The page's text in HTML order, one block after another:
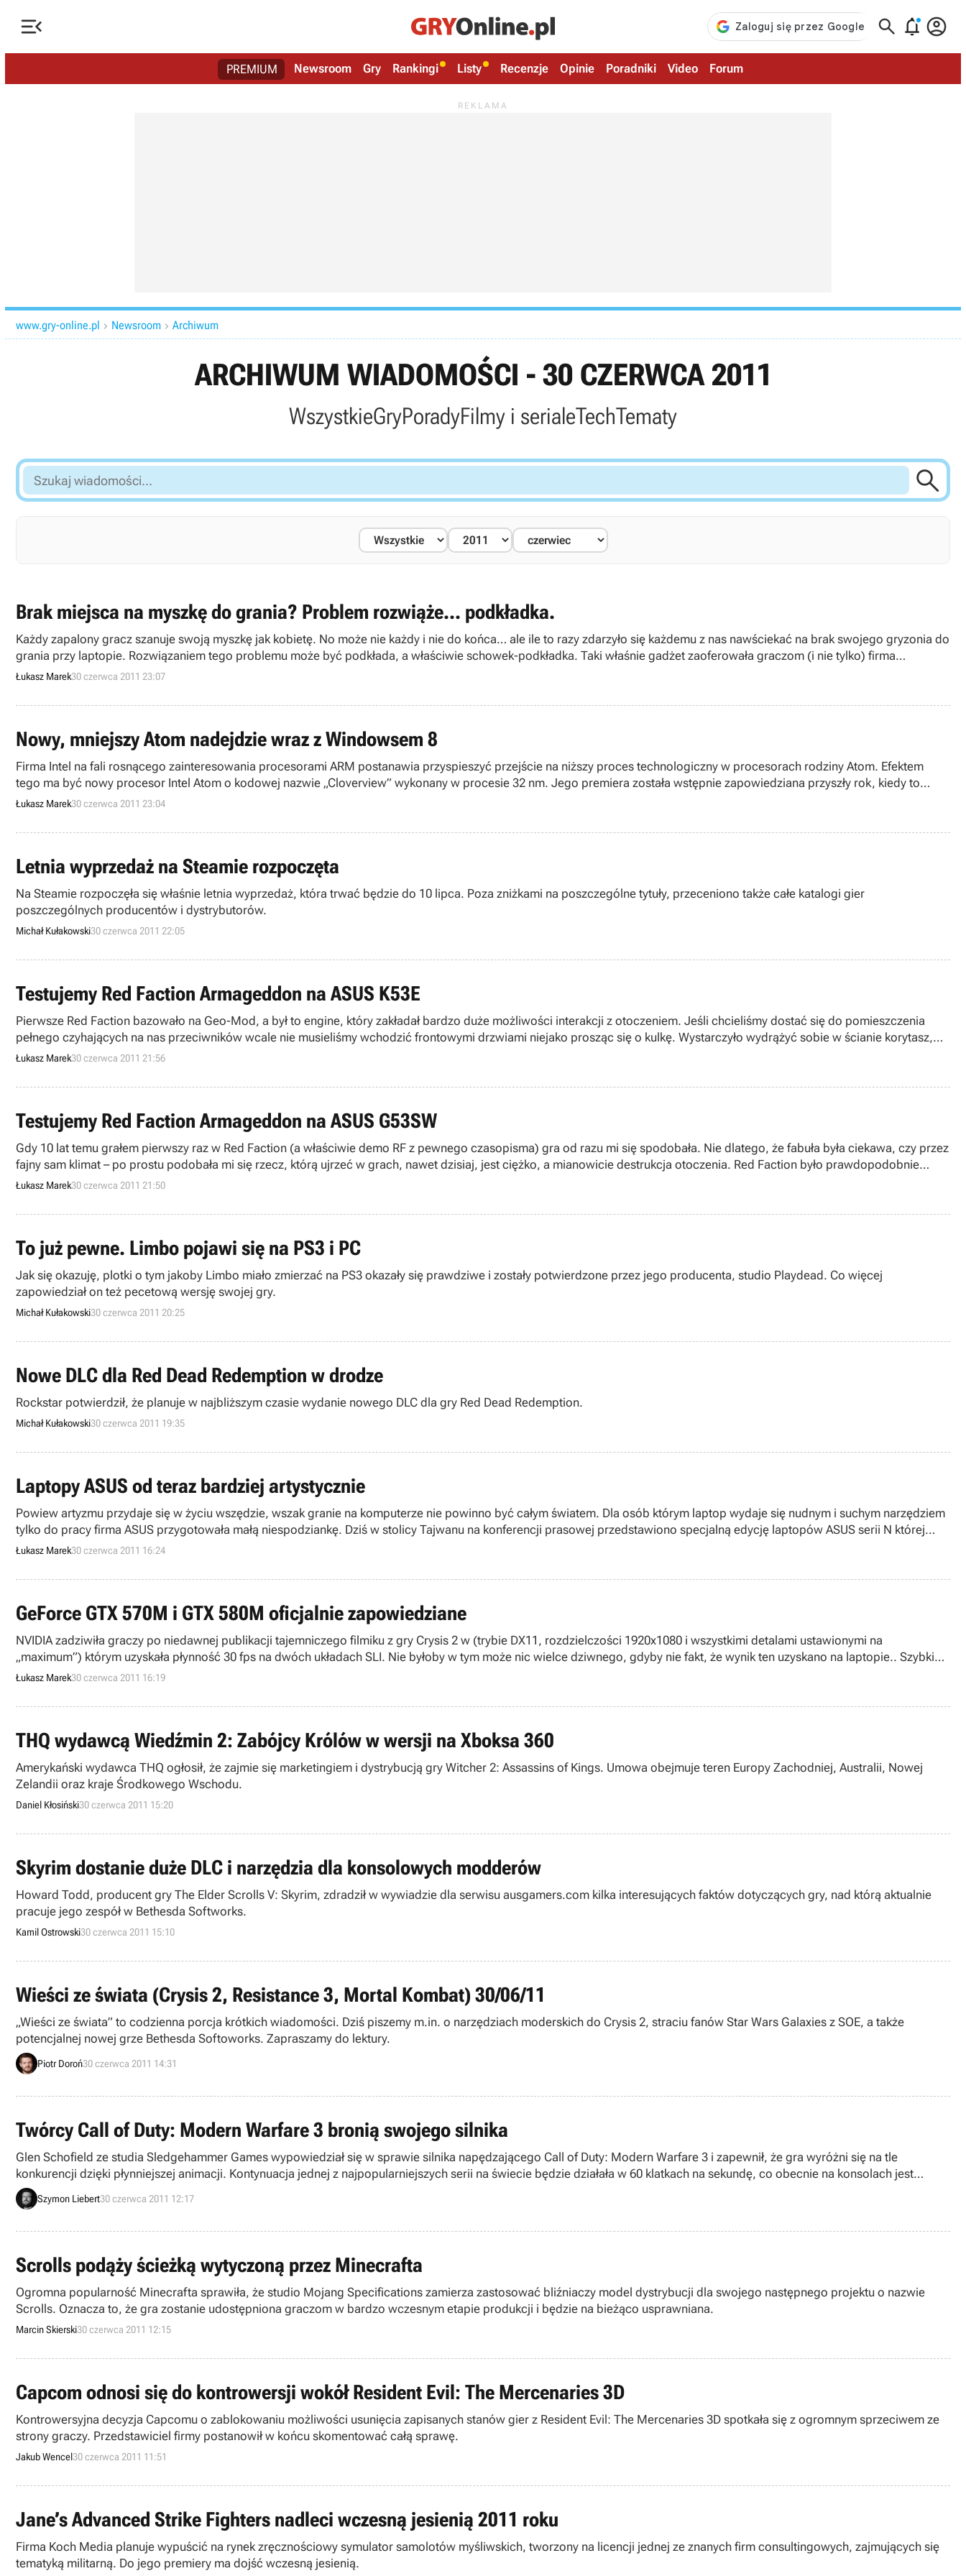
   
PREMIUM Newsroom Gry Rankingi Listy Recenzje Opinie Poradniki Video Forum
www.gry-online.pl  Newsroom  Archiwum
ARCHIWUM WIADOMOŚCI - 30 CZERWCA 2011
WszystkieGryPoradyFilmy i serialeTechTematy
Szukaj
wiadomości...

Brak miejsca na myszkę do grania? Problem rozwiąże... podkładka.
Każdy zapalony gracz szanuje swoją myszkę jak kobietę. No może nie każdy i nie do końca… ale ile to razy zdarzyło się każdemu z nas nawściekać na brak swojego gryzonia do
grania przy laptopie. Rozwiązaniem tego problemu może być podkłada, a właściwie schowek-podkładka. Taki właśnie gadżet zaoferowała graczom (i nie tylko) firma
Smartfish.
Łukasz Marek30 czerwca 2011 23:07
Nowy, mniejszy Atom nadejdzie wraz z Windowsem 8
Firma Intel na fali rosnącego zainteresowania procesorami ARM postanawia przyspieszyć przejście na niższy proces technologiczny w procesorach rodziny Atom. Efektem
tego ma być nowy procesor Intel Atom o kodowej nazwie „Cloverview” wykonany w procesie 32 nm. Jego premiera została wstępnie zapowiedziana przyszły rok, kiedy to
zadebiutować ma również Windows 8.
Łukasz Marek30 czerwca 2011 23:04
Letnia wyprzedaż na Steamie rozpoczęta
Na Steamie rozpoczęła się właśnie letnia wyprzedaż, która trwać będzie do 10 lipca. Poza zniżkami na poszczególne tytuły, przeceniono także całe katalogi gier
poszczególnych producentów i dystrybutorów.
Michał Kułakowski30 czerwca 2011 22:05
Testujemy Red Faction Armageddon na ASUS K53E
Pierwsze Red Faction bazowało na Geo-Mod, a był to engine, który zakładał bardzo duże możliwości interakcji z otoczeniem. Jeśli chcieliśmy dostać się do pomieszczenia
pełnego czyhających na nas przeciwników wcale nie musieliśmy wchodzić frontowymi drzwiami niejako prosząc się o kulkę. Wystarczyło wydrążyć sobie w ścianie korytasz,
dzięki któremu wchodziliśmy przeciwnikom na plecy! Koncepcja została podtrzymana w RF: Armageddon, ale... takiej dowolności jak tam niestety nie ma. Tu jedne obiekty
produkcja działa na ASUS K53E.
Łukasz Marek30 czerwca 2011 21:56
Testujemy Red Faction Armageddon na ASUS G53SW
Gdy 10 lat temu grałem pierwszy raz w Red Faction (a właściwie demo RF z pewnego czasopisma) gra od razu mi się spodobała. Nie dlatego, że fabuła była ciekawa, czy przez
fajny sam klimat – po prostu podobała mi się rzecz, którą ujrzeć w grach, nawet dzisiaj, jest ciężko, a mianowicie destrukcja otoczenia. Red Faction było prawdopodobnie
pierwszą grą wykorzystującą Geo-Mod, czyli engine pozwalający na praktycznie dowolną interakcję z otoczeniem. Gra była jak na tamte czasy dość wymagająca, a niedawno
Łukasz Marek30 czerwca 2011 21:50
To już pewne. Limbo pojawi się na PS3 i PC
Jak się okazuję, plotki o tym jakoby Limbo miało zmierzać na PS3 okazały się prawdziwe i zostały potwierdzone przez jego producenta, studio Playdead. Co więcej
zapowiedział on też pecetową wersję swojej gry.
Michał Kułakowski30 czerwca 2011 20:25
Nowe DLC dla Red Dead Redemption w drodze
Rockstar potwierdził, że planuje w najbliższym czasie wydanie nowego DLC dla gry Red Dead Redemption.
Michał Kułakowski30 czerwca 2011 19:35
Laptopy ASUS od teraz bardziej artystycznie
Powiew artyzmu przydaje się w życiu wszędzie, wszak granie na komputerze nie powinno być całym światem. Dla osób którym laptop wydaje się nudnym i suchym narzędziem
tylko do pracy firma ASUS przygotowała małą niespodziankę. Dziś w stolicy Tajwanu na konferencji prasowej przedstawiono specjalną edycję laptopów ASUS serii N której
Łukasz Marek30 czerwca 2011 16:24
GeForce GTX 570M i GTX 580M oficjalnie zapowiedziane
NVIDIA zadziwiła graczy po niedawnej publikacji tajemniczego filmiku z gry Crysis 2 w (trybie DX11, rozdzielczości 1920x1080 i wszystkimi detalami ustawionymi na
„maximum”) którym uzyskała płynność 30 fps na dwóch układach SLI. Nie byłoby w tym może nic wielce dziwnego, gdyby nie fakt, że wynik ten uzyskano na laptopie.. Szybkie
dziennikarskie śledztwo wyjaśniło, że żaden z obecnych układów mobilnych nie jest w stanie nawet w trybie SLI zaowocować tyloma klatkami, oczywiste stało się więc, że ów
Łukasz Marek30 czerwca 2011 16:19
THQ wydawcą Wiedźmin 2: Zabójcy Królów w wersji na Xboksa 360
Amerykański wydawca THQ ogłosił, że zajmie się marketingiem i dystrybucją gry Witcher 2: Assassins of Kings. Umowa obejmuje teren Europy Zachodniej, Australii, Nowej
Zelandii oraz kraje Środkowego Wschodu.
Daniel Kłosiński30 czerwca 2011 15:20
Skyrim dostanie duże DLC i narzędzia dla konsolowych modderów
Howard Todd, producent gry The Elder Scrolls V: Skyrim, zdradził w wywiadzie dla serwisu ausgamers.com kilka interesujących faktów dotyczących gry, nad którą aktualnie
pracuje jego zespół w Bethesda Softworks.
Kamil Ostrowski30 czerwca 2011 15:10
Wieści ze świata (Crysis 2, Resistance 3, Mortal Kombat) 30/06/11
„Wieści ze świata” to codzienna porcja krótkich wiadomości. Dziś piszemy m.in. o narzędziach moderskich do Crysis 2, straciu fanów Star Wars Galaxies z SOE, a także
potencjalnej nowej grze Bethesda Softoworks. Zapraszamy do lektury.
Piotr Doroń30 czerwca 2011 14:31
Twórcy Call of Duty: Modern Warfare 3 bronią swojego silnika
Glen Schofield ze studia Sledgehammer Games wypowiedział się w sprawie silnika napędzającego Call of Duty: Modern Warfare 3 i zapewnił, że gra wyróżni się na tle
konkurencji dzięki płynniejszej animacji. Kontynuacja jednej z najpopularniejszych serii na świecie będzie działała w 60 klatkach na sekundę, co obecnie na konsolach jest
rzadkością.
Szymon Liebert30 czerwca 2011 12:17
Scrolls podąży ścieżką wytyczoną przez Minecrafta
Ogromna popularność Minecrafta sprawiła, że studio Mojang Specifications zamierza zastosować bliźniaczy model dystrybucji dla swojego następnego projektu o nazwie
Scrolls. Oznacza to, że gra zostanie udostępniona graczom w bardzo wczesnym etapie produkcji i będzie na bieżąco usprawniana.
Marcin Skierski30 czerwca 2011 12:15
Capcom odnosi się do kontrowersji wokół Resident Evil: The Mercenaries 3D
Kontrowersyjna decyzja Capcomu o zablokowaniu możliwości usunięcia zapisanych stanów gier z Resident Evil: The Mercenaries 3D spotkała się z ogromnym sprzeciwem ze
strony graczy. Przedstawiciel firmy postanowił w końcu skomentować całą sprawę.
Jakub Wencel30 czerwca 2011 11:51
Jane’s Advanced Strike Fighters nadleci wczesną jesienią 2011 roku
Firma Koch Media planuje wypuścić na rynek zręcznościowy symulator samolotów myśliwskich, tworzony na licencji jednej ze znanych firm consultingowych, zajmujących się
tematyką militarną. Do jego premiery ma dojść wczesną jesienią.